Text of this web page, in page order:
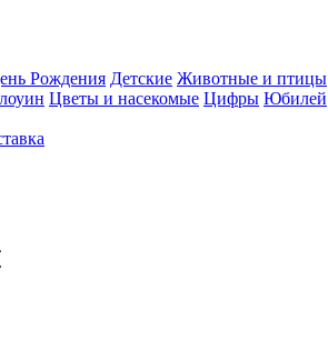
Рождения Детские Животные и птицы
Цветы и насекомые Цифры Юбилей